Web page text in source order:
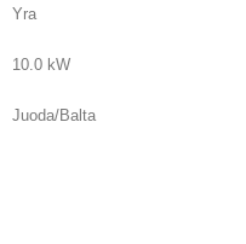
Yra
10.0 kW
Juoda/Balta